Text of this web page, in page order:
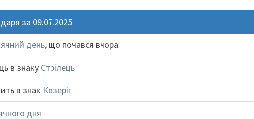
за 09.07.2025
день, що почався вчора
в знаку Стрілець
в знак Козеріг
дня